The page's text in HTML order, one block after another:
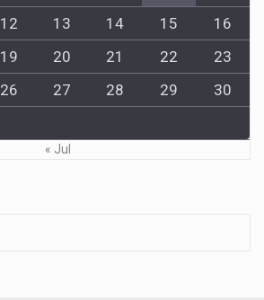
12 13 14 15
16
19 20 21 22
23
26 27 28 29
30
« Jul